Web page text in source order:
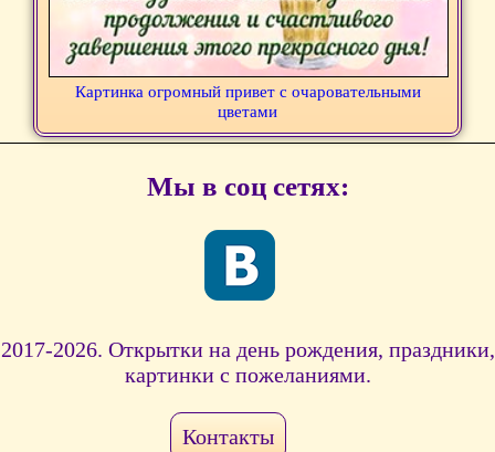
Картинка огромный привет с очаровательными
цветами
Мы в соц сетях:
2017-2026. Открытки на день рождения, праздники,
картинки с пожеланиями.
Контакты